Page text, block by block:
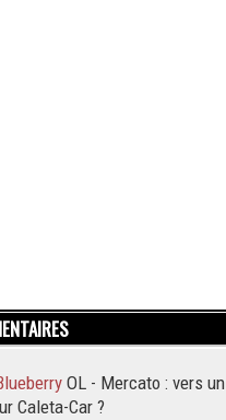
OL - Mercato : vers un
Caleta-Car ?